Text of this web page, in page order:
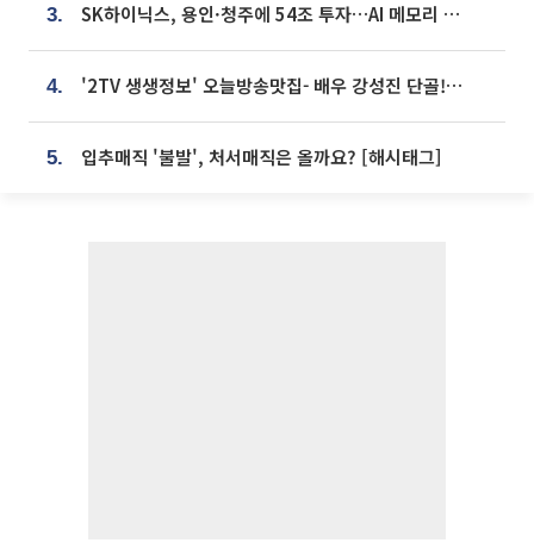
3. SK하이닉스, 용인·청주에 54조 투자…AI 메모리 생산기지 키운다
4. '2TV 생생정보' 오늘방송맛집- 배우 강성진 단골! 쌀국수ㆍ푸팟퐁 커리 맛집 '블○○○'
5. 입추매직 '불발', 처서매직은 올까요? [해시태그]